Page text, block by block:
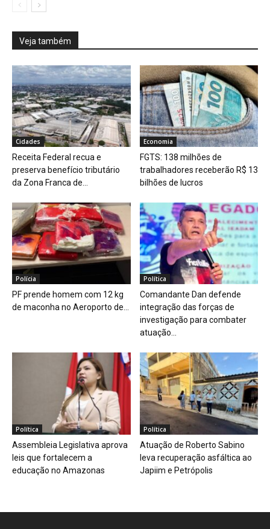
Veja também
Cidades
Receita Federal recua e
preserva benefício tributário
da Zona Franca de...
Economia
FGTS: 138 milhões de
trabalhadores receberão R$ 13
bilhões de lucros
Polícia
PF prende homem com 12 kg
de maconha no Aeroporto de...
Política
Comandante Dan defende
integração das forças de
investigação para combater
atuação...
Política
Assembleia Legislativa aprova
leis que fortalecem a
educação no Amazonas
Política
Atuação de Roberto Sabino
leva recuperação asfáltica ao
Japiim e Petrópolis